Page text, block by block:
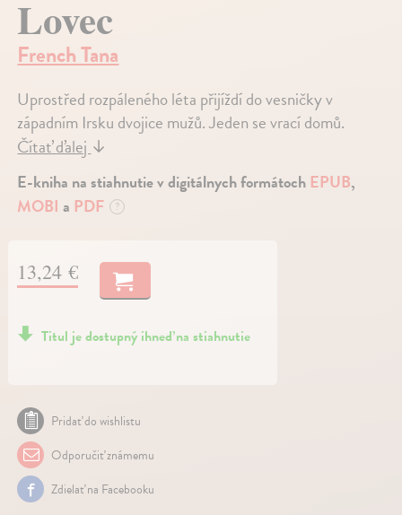
Lovec
French Tana
Uprostřed rozpáleného léta přijíždí do vesničky v
západním Irsku dvojice mužů. Jeden se vrací domů.
Čítať ďalej ↓
E-kniha na stiahnutie v digitálnych formátoch EPUB,
MOBI a PDF ?
13,24 €
Titul je dostupný ihneď na stiahnutie
Pridať do wishlistu
Odporučiť známemu
Zdielať na Facebooku